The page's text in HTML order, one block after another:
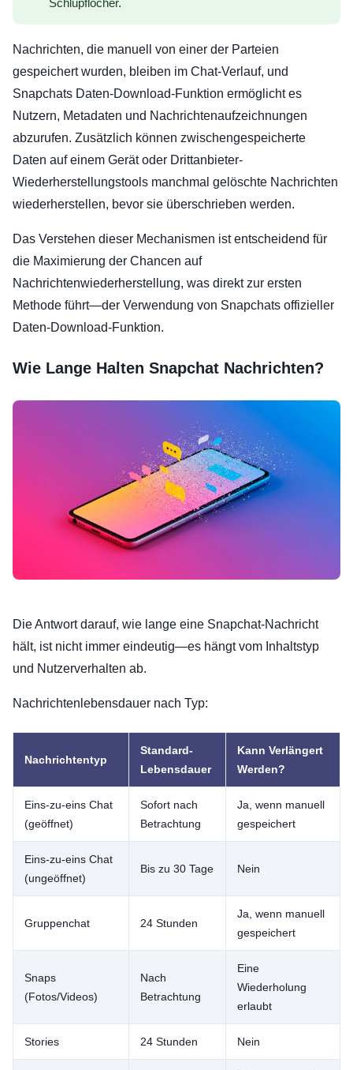
Schlupflöcher.
Nachrichten, die manuell von einer der Parteien
gespeichert wurden, bleiben im Chat-Verlauf, und
Snapchats Daten-Download-Funktion ermöglicht es
Nutzern, Metadaten und Nachrichtenaufzeichnungen
abzurufen. Zusätzlich können zwischengespeicherte
Daten auf einem Gerät oder Drittanbieter-
Wiederherstellungstools manchmal gelöschte Nachrichten
wiederherstellen, bevor sie überschrieben werden.
Das Verstehen dieser Mechanismen ist entscheidend für
die Maximierung der Chancen auf
Nachrichtenwiederherstellung, was direkt zur ersten
Methode führt—der Verwendung von Snapchats offizieller
Daten-Download-Funktion.
Wie Lange Halten Snapchat Nachrichten?
Die Antwort darauf, wie lange eine Snapchat-Nachricht
hält, ist nicht immer eindeutig—es hängt vom Inhaltstyp
und Nutzerverhalten ab.
Nachrichtenlebensdauer nach Typ:
Nachrichtentyp
Standard-
Lebensdauer
Kann Verlängert
Werden?
Eins-zu-eins Chat
(geöffnet)
Sofort nach
Betrachtung
Ja, wenn manuell
gespeichert
Eins-zu-eins Chat
(ungeöffnet)
Bis zu 30 Tage Nein
Gruppenchat 24 Stunden
Ja, wenn manuell
gespeichert
Snaps
(Fotos/Videos)
Nach
Betrachtung
Eine
Wiederholung
erlaubt
Stories 24 Stunden Nein